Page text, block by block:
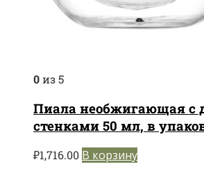
0из 5
Пиала необжигающая с
стенками 50 мл, в
₽1,716.00 В корзину